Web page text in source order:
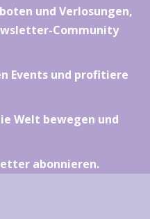
und Verlosungen,
Community
Events und profitiere
Welt bewegen und
abonnieren.